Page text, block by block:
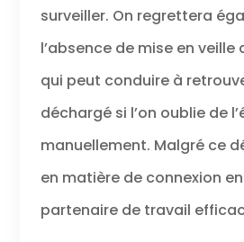
surveiller. On regrettera
l’absence de mise en
qui peut conduire à
déchargé si l’on oublie de
manuellement. Malgré ce
en matière de connexion
partenaire de travail